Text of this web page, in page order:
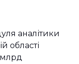
аналітики
області
млрд